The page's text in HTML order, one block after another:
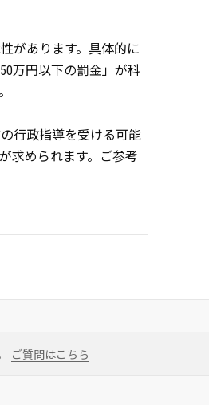
があります。具体的に
万円以下の罰金」が科
行政指導を受ける可能
求められます。ご参考
ご質問はこちら